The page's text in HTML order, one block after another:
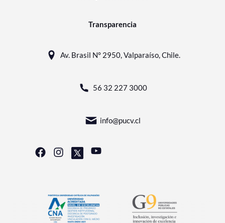
Transparencia
Av. Brasil N° 2950, Valparaíso, Chile.
56 32 227 3000
info@pucv.cl